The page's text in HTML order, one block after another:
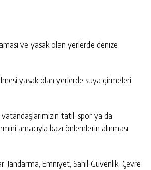
ve yasak olan yerlerde denize
yasak olan yerlerde suya girmeleri
tatil, spor ya da
amacıyla bazı önlemlerin alınması
Jandarma, Emniyet, Sahil Güvenlik, Çevre